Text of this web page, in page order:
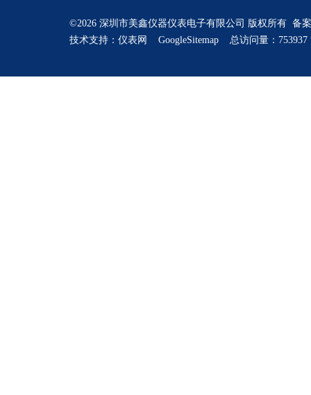
©2026 深圳市美鑫仪器仪表电子有限公司 版权所有 备
技术支持： 仪表网 GoogleSitemap 总访问量：753937